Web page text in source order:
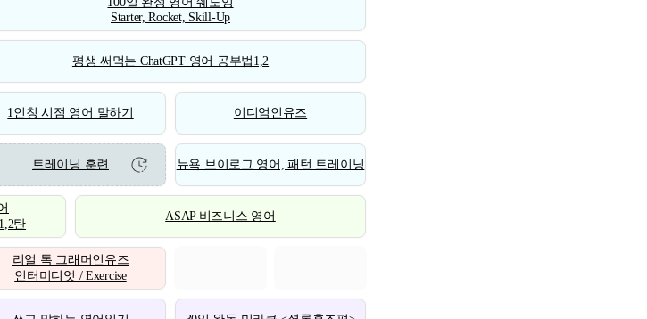
Starter, Rocket, Skill-Up
평생 써먹는 ChatGPT 영어 공부법1,2
1인칭 시점 영어 말하기 이디엄인유즈
트레이닝 훈련 뉴욕 브이로그 영어, 패턴 트레이닝
탄
ASAP 비즈니스 영어
리얼 톡 그래머인유즈
인터미디엇 / Exercise